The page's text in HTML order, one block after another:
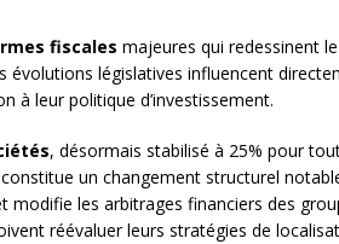
fiscales majeures qui redessinent le
évolutions législatives influencent
à leur politique d’investissement.
, désormais stabilisé à 25% pour
un changement structurel
modifie les arbitrages financiers des
réévaluer leurs stratégies de